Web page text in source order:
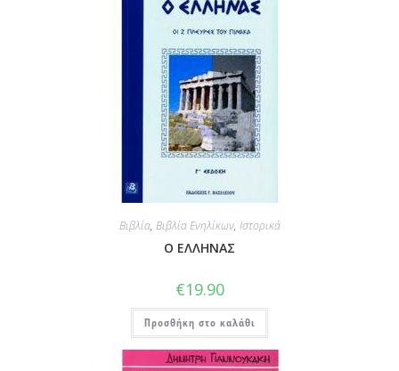
Βιβλία, Βιβλία Ενηλίκων, Ιστορικά
Ο ΕΛΛΗΝΑΣ
€19.90
Προσθήκη στο καλάθι